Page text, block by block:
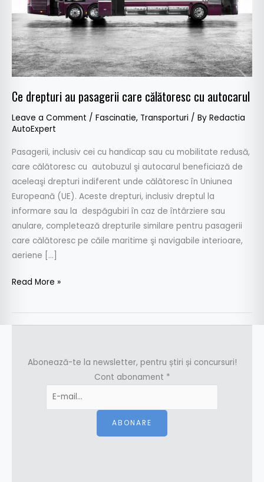
Ce drepturi au pasagerii care călătoresc cu autocarul
Leave a Comment / Fascinatie, Transporturi / By Redactia
AutoExpert
Pasagerii, inclusiv cei cu handicap sau cu mobilitate redusă,
care călătoresc cu autobuzul şi autocarul beneficiază de
aceleaşi drepturi indiferent unde călătoresc în Uniunea
Europeană (UE). Aceste drepturi, inclusiv dreptul la
informare sau la despăgubiri în caz de întârziere sau
anulare, completează drepturile similare pentru pasagerii
care călătoresc pe căile maritime şi navigabile interioare,
aeriene […]
autocarul
Read More »
Abonează-te la newsletter, pentru știri și concursuri!
Cont abonament *
ABONARE